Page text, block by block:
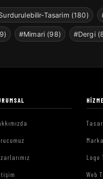
Tasarim (180)
#Mimari (98) #Dergi
Logo
Web